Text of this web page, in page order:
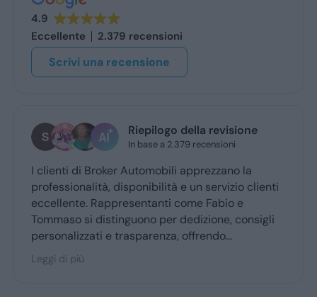
4.9
Eccellente
2.379 recensioni
Scrivi una recensione
Riepilogo della revisione
In base a 2.379 recensioni
di Broker Automobili apprezzano la
disponibilità e un servizio clienti
Rappresentanti come Fabio e
si distinguono per dedizione, consigli
e trasparenza, offrendo
d’acquisto accogliente. Broker
è molto consigliato dai clienti fedeli,
di più